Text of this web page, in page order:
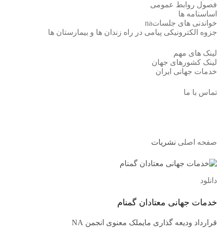
فصول روابط عمومی
اساسنامه ها
خواندنی های جلساتna
جزوه الکترونیکی پیامی در راه زندان ها و بیمارستان ها
لینک های مهم
لینک کشورهای جهان
خدمات جهانی ایران
تماس با ما
صفحه اصلی نشریات
دانلود
خدمات جهانی معتادان گمنام
قرارداد ودیعه گذاری مایملک معنوی انجمن NA